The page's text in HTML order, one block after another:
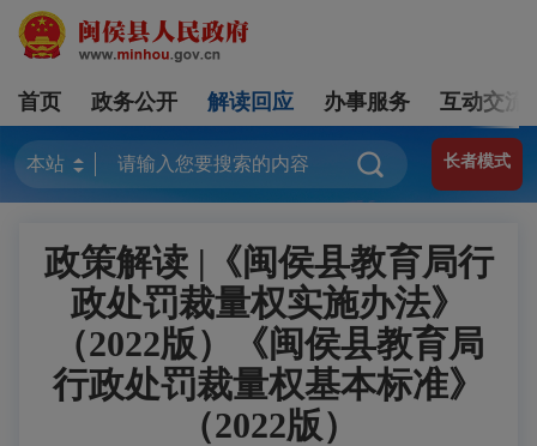
首页 政务公开 解读回应 办事服务 互动交流
长者模式
政策解读 |《闽侯县教育局行
政处罚裁量权实施办法》
（2022版）《闽侯县教育局
行政处罚裁量权基本标准》
（2022版）